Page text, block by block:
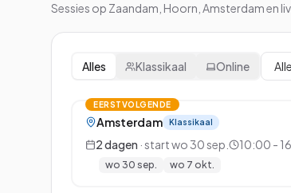
Sessies op Zaandam, Hoorn, Amsterdam en
Alles Klassikaal Online
EERSTVOLGENDE
Amsterdam Klassikaal
2dagen · startwo 30 sep. 10:00 -
wo 30 sep. wo 7 okt.